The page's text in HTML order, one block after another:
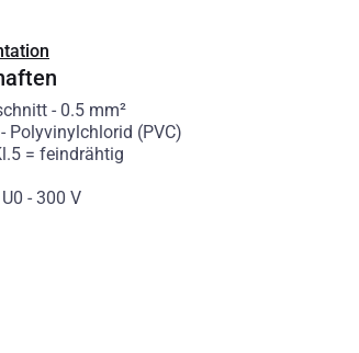
- 0.5 mm²
- Polyvinylchlorid (PVC)
= feindrähtig
- 300 V